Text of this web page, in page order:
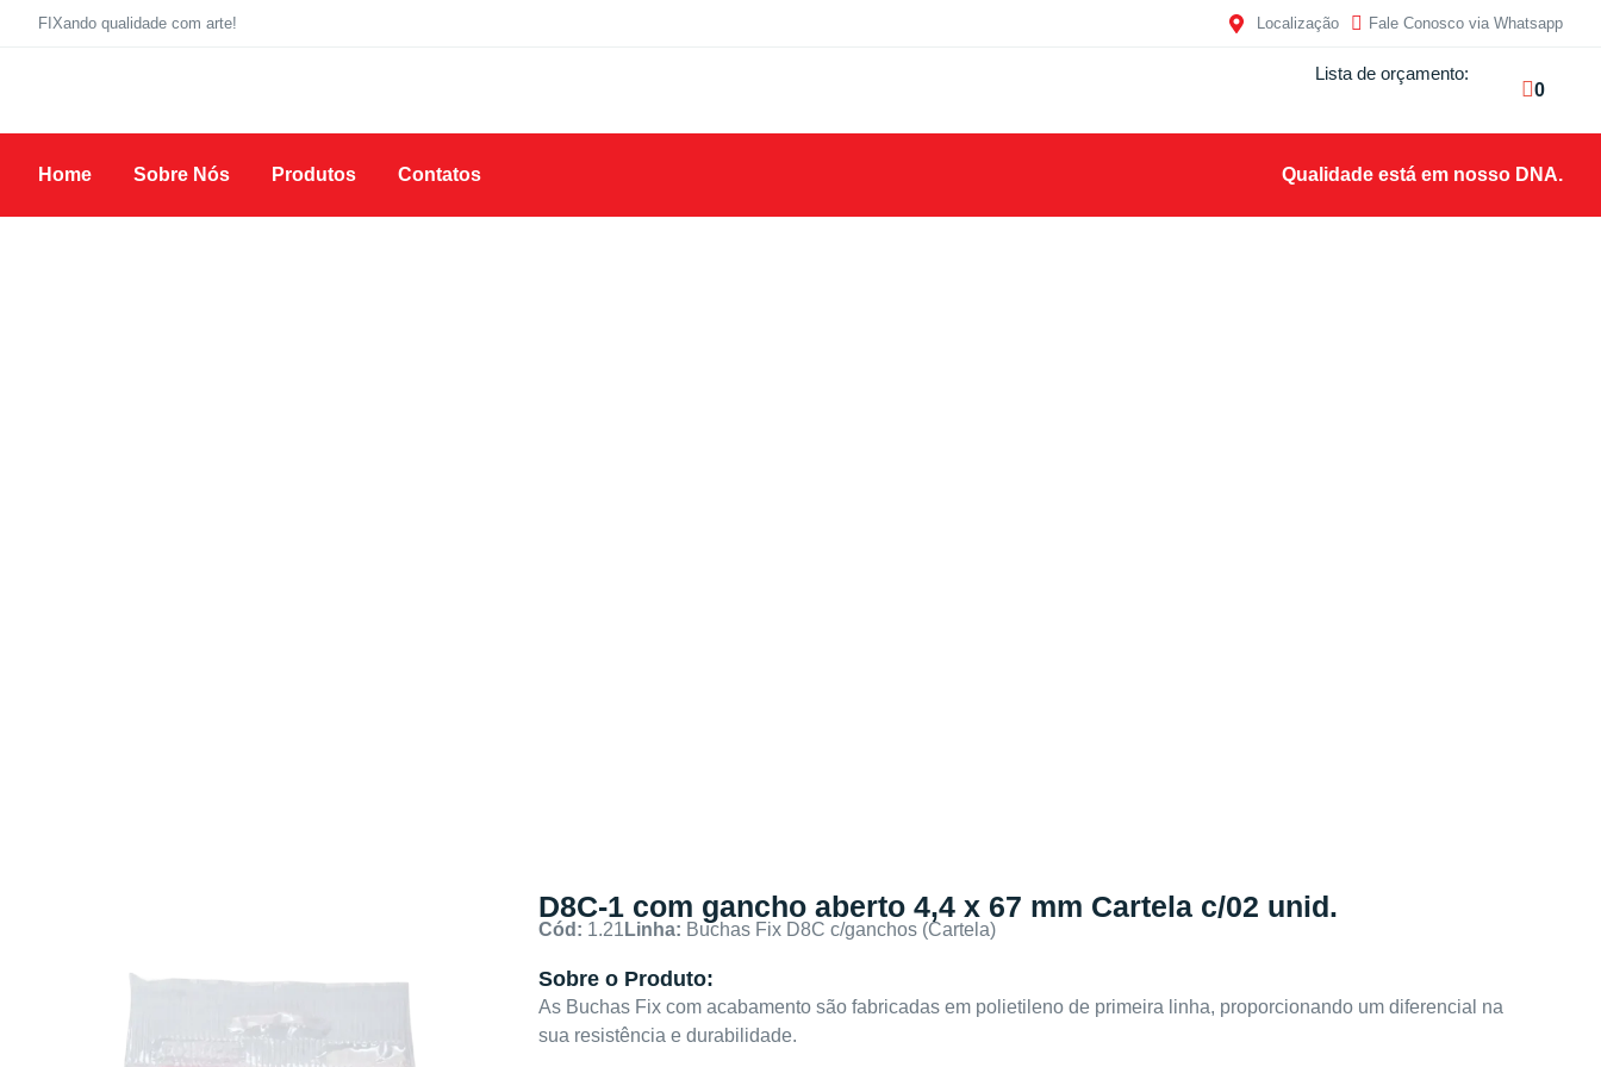
FIXando qualidade com arte! Localização Fale Conosco via Whatsapp
Lista de orçamento:
0
Home Sobre Nós Produtos Contatos Qualidade está em nosso DNA.
D8C-1 com gancho aberto 4,4 x 67 mm Cartela c/02 unid.
Cód: 1.21 Linha: Buchas Fix D8C c/ganchos (Cartela)
Sobre o Produto:
As Buchas Fix com acabamento são fabricadas em polietileno de primeira linha, proporcionando um diferencial na
sua resistência e durabilidade.